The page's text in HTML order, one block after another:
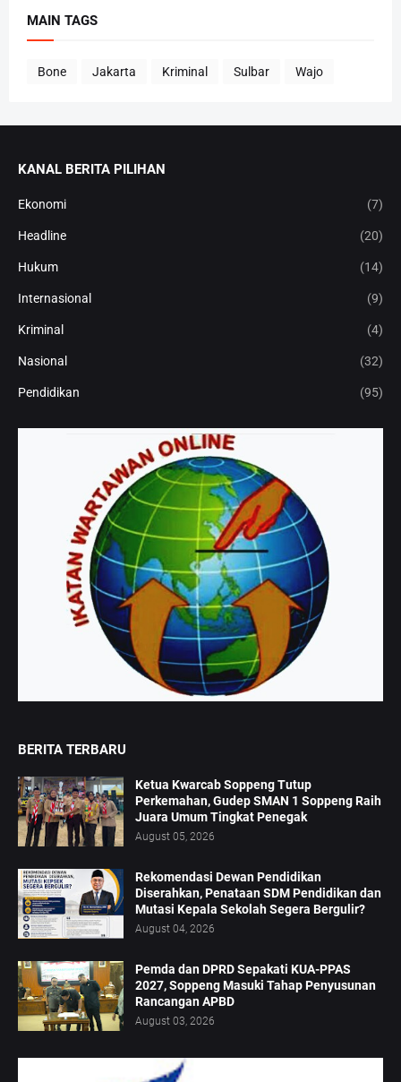
MAIN TAGS
Bone Jakarta Kriminal Sulbar Wajo
KANAL BERITA PILIHAN
Ekonomi (7)
Headline (20)
Hukum (14)
Internasional (9)
Kriminal (4)
Nasional (32)
Pendidikan (95)
BERITA TERBARU
Ketua Kwarcab Soppeng Tutup
Perkemahan, Gudep SMAN 1 Soppeng Raih
Juara Umum Tingkat Penegak
August 05, 2026
Rekomendasi Dewan Pendidikan
Diserahkan, Penataan SDM Pendidikan dan
Mutasi Kepala Sekolah Segera Bergulir?
August 04, 2026
Pemda dan DPRD Sepakati KUA-PPAS
2027, Soppeng Masuki Tahap Penyusunan
Rancangan APBD
August 03, 2026